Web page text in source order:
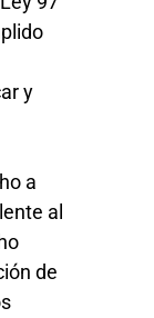
y
a
al
de